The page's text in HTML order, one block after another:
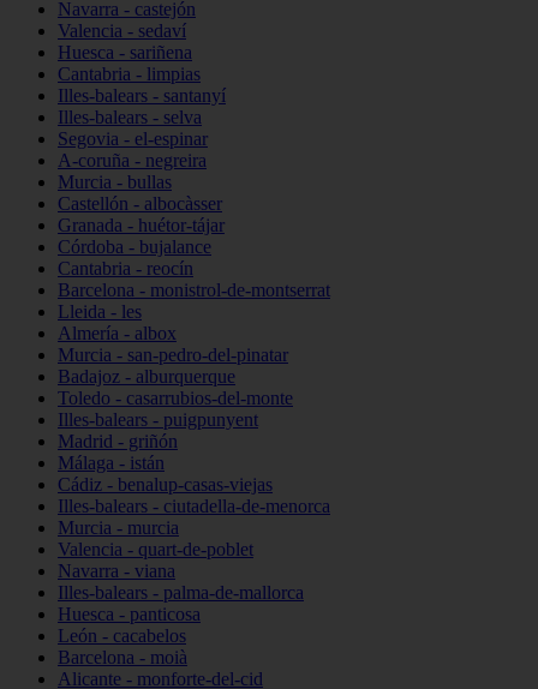
Navarra - castejón
Valencia - sedaví
Huesca - sariñena
Cantabria - limpias
Illes-balears - santanyí
Illes-balears - selva
Segovia - el-espinar
A-coruña - negreira
Murcia - bullas
Castellón - albocàsser
Granada - huétor-tájar
Córdoba - bujalance
Cantabria - reocín
Barcelona - monistrol-de-montserrat
Lleida - les
Almería - albox
Murcia - san-pedro-del-pinatar
Badajoz - alburquerque
Toledo - casarrubios-del-monte
Illes-balears - puigpunyent
Madrid - griñón
Málaga - istán
Cádiz - benalup-casas-viejas
Illes-balears - ciutadella-de-menorca
Murcia - murcia
Valencia - quart-de-poblet
Navarra - viana
Illes-balears - palma-de-mallorca
Huesca - panticosa
León - cacabelos
Barcelona - moià
Alicante - monforte-del-cid